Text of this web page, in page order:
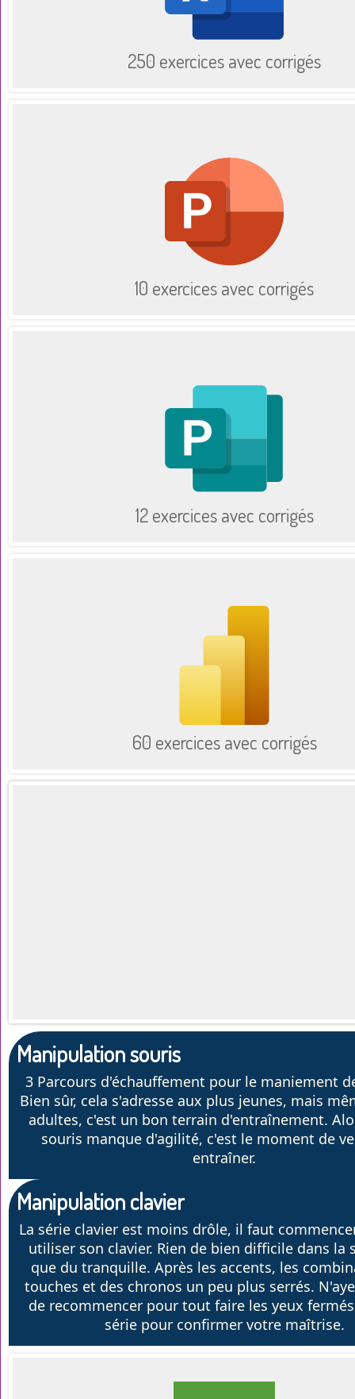
250 exercices avec corrigés
10 exercices avec corrigés
12 exercices avec corrigés
60 exercices avec corrigés
Manipulation souris
3 Parcours d'échauffement pour le maniement
Bien sûr, cela s'adresse aux plus jeunes, mais
adultes, c'est un bon terrain d'entraînement.
souris manque d'agilité, c'est le moment de
entraîner.
Manipulation clavier
La série clavier est moins drôle, il faut
utiliser son clavier. Rien de bien difficile dans la
que du tranquille. Après les accents, les
touches et des chronos un peu plus serrés.
de recommencer pour tout faire les yeux
série pour confirmer votre maîtrise.